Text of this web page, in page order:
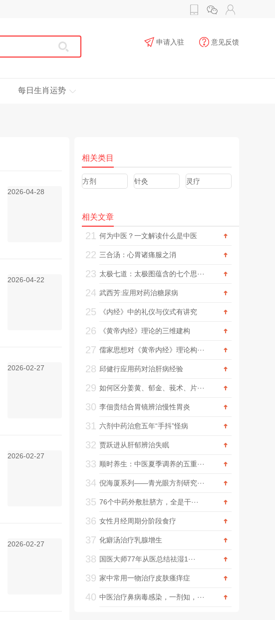
申请入驻 意见反馈
每日生肖运势
2026-04-28
2026-04-22
2026-02-27
2026-02-27
2026-02-27
相关类目
方剂 针灸 灵疗
相关文章
21 何为中医？一文解读什么是中医
22 三合汤：心胃诸痛服之消
23 太极七道：太极图蕴含的七个思···
24 武西芳:应用对药治糖尿病
25 《内经》中的礼仪与仪式有讲究
26 《黄帝内经》理论的三维建构
27 儒家思想对《黄帝内经》理论构···
28 邱健行应用药对治肝病经验
29 如何区分姜黄、郁金、莪术、片···
30 李佃贵结合胃镜辨治慢性胃炎
31 六剂中药治愈五年“手抖”怪病
32 贾跃进从肝郁辨治失眠
33 顺时养生：中医夏季调养的五重···
34 倪海厦系列——青光眼方剂研究···
35 76个中药外敷肚脐方，全是干···
36 女性月经周期分阶段食疗
37 化癖汤治疗乳腺增生
38 国医大师77年从医总结祛湿1···
39 家中常用一物治疗皮肤瘙痒症
40 中医治疗鼻病毒感染，一剂知，···